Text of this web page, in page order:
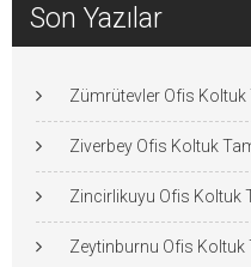
Son Yazılar
Zümrütevler Ofis
Ziverbey Ofis Koltuk
Zincirlikuyu Ofis Koltuk
Zeytinburnu Ofis Koltuk